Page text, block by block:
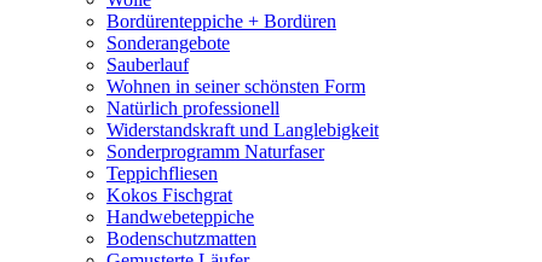
Bordürenteppiche + Bordüren
Sonderangebote
Sauberlauf
Wohnen in seiner schönsten Form
Natürlich professionell
Widerstandskraft und Langlebigkeit
Sonderprogramm Naturfaser
Teppichfliesen
Kokos Fischgrat
Handwebeteppiche
Bodenschutzmatten